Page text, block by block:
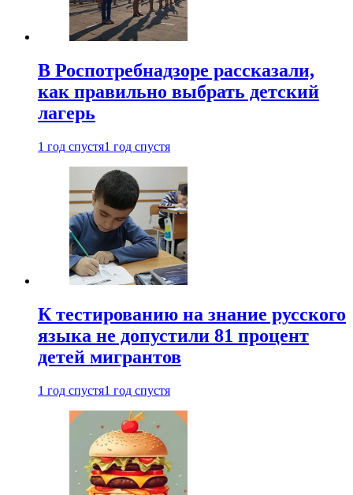
В Роспотребнадзоре рассказали,
как правильно выбрать детский
лагерь
1 год спустя1 год спустя
К тестированию на знание русского
языка не допустили 81 процент
детей мигрантов
1 год спустя1 год спустя